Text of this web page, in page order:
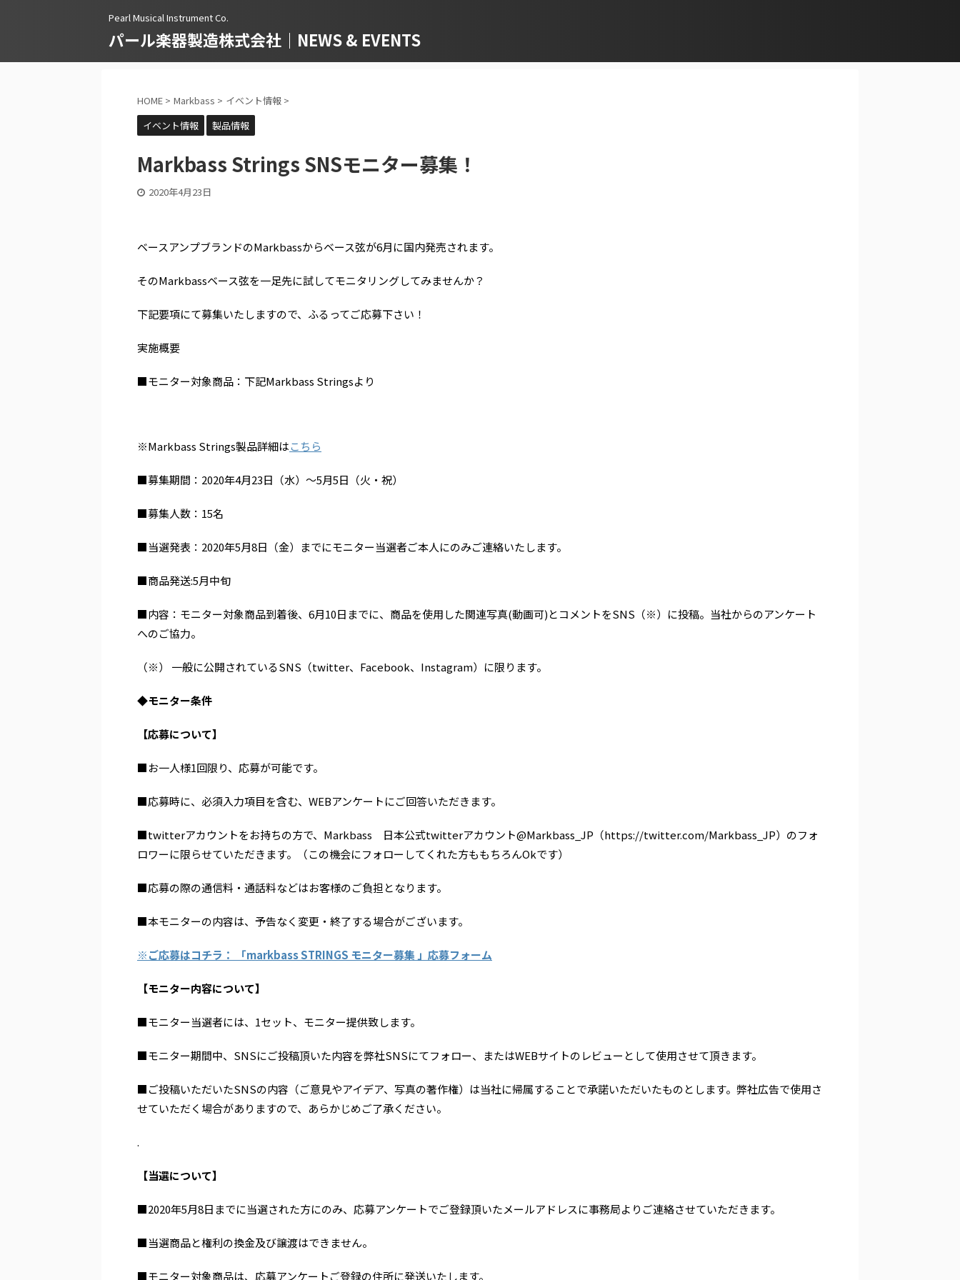
Pearl Musical Instrument Co.
パール楽器製造株式会社｜NEWS & EVENTS
HOME > Markbass > イベント情報 >
イベント情報
製品情報
Markbass Strings SNSモニター募集！
2020年4月23日
ベースアンプブランドのMarkbassからベース弦が6月に国内発売されます。
そのMarkbassベース弦を一足先に試してモニタリングしてみませんか？
下記要項にて募集いたしますので、ふるってご応募下さい！
実施概要
■モニター対象商品：下記Markbass Stringsより
※Markbass Strings製品詳細はこちら
■募集期間：2020年4月23日（水）～5月5日（火・祝）
■募集人数：15名
■当選発表：2020年5月8日（金）までにモニター当選者ご本人にのみご連絡いたします。
■商品発送:5月中旬
■内容：モニター対象商品到着後、6月10日までに、商品を使用した関連写真(動画可)とコメントをSNS（※）に投稿。当社からのアンケート
へのご協力。
（※） 一般に公開されているSNS（twitter、Facebook、Instagram）に限ります。
◆モニター条件
【応募について】
■お一人様1回限り、応募が可能です。
■応募時に、必須入力項目を含む、WEBアンケートにご回答いただきます。
■twitterアカウントをお持ちの方で、Markbass 日本公式twitterアカウント@Markbass_JP（https://twitter.com/Markbass_JP）のフォ
ロワーに限らせていただきます。（この機会にフォローしてくれた方ももちろんOkです）
■応募の際の通信料・通話料などはお客様のご負担となります。
■本モニターの内容は、予告なく変更・終了する場合がございます。
※ご応募はコチラ： 「markbass STRINGS モニター募集 」応募フォーム
【モニター内容について】
■モニター当選者には、1セット、モニター提供致します。
■モニター期間中、SNSにご投稿頂いた内容を弊社SNSにてフォロー、またはWEBサイトのレビューとして使用させて頂きます。
■ご投稿いただいたSNSの内容（ご意見やアイデア、写真の著作権）は当社に帰属することで承諾いただいたものとします。弊社広告で使用さ
せていただく場合がありますので、あらかじめご了承ください。
.
【当選について】
■2020年5月8日までに当選された方にのみ、応募アンケートでご登録頂いたメールアドレスに事務局よりご連絡させていただきます。
■当選商品と権利の換金及び譲渡はできません。
■モニター対象商品は、応募アンケートご登録の住所に発送いたします。